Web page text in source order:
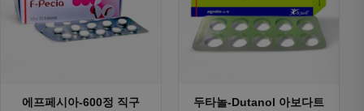
에프페시아-600정 직구
두타놀-Dutanol 아보다트